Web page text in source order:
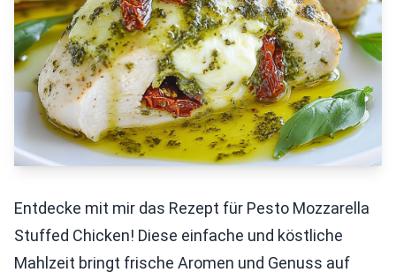
Entdecke mit mir das Rezept für Pesto Mozzarella
Stuffed Chicken! Diese einfache und köstliche
Mahlzeit bringt frische Aromen und Genuss auf